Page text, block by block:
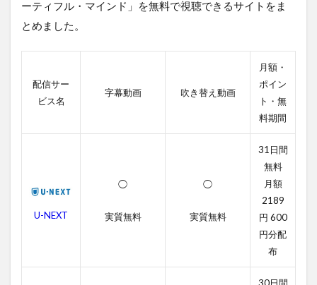
配信
サー
一覧
ビュ
ーテ
ル・
画一
覧
ーティフル・マインド」を無料で視聴できるサイトをま
とめました。
配信サー
ビス名
字幕動画 吹き替え動画
月額・
ポイン
ト・無
料期間
U-NEXT
◯
実質無料
◯
実質無料
31日間
無料
月額
2189
円 600
円分配
布